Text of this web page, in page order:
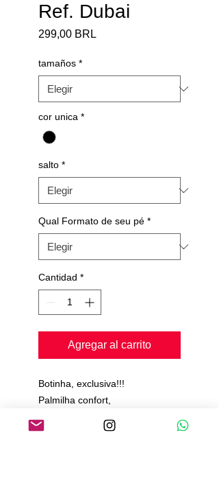
Ref. Dubai
299,00 BRL
tamaños *
cor unica *
salto *
Qual Formato de seu pé *
Cantidad *
Agregar al carrito
Botinha, exclusiva!!!
Palmilha confort,
Feita no Jeans com Camurça,